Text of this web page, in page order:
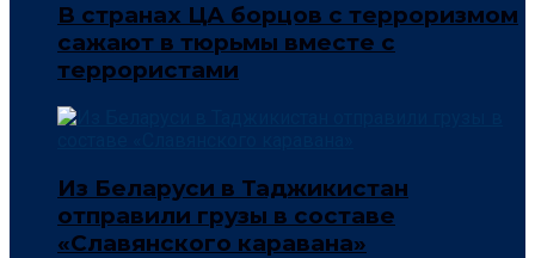
В странах ЦА борцов с терроризмом
сажают в тюрьмы вместе с
террористами
Из Беларуси в Таджикистан
отправили грузы в составе
«Славянского каравана»